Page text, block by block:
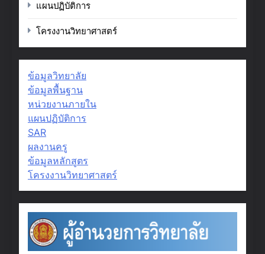
แผนปฏิบัติการ
โครงงานวิทยาศาสตร์
ข้อมูลวิทยาลัย
ข้อมูลพื้นฐาน
หน่วยงานภายใน
แผนปฏิบัติการ
SAR
ผลงานครู
ข้อมูลหลักสูตร
โครงงานวิทยาศาสตร์